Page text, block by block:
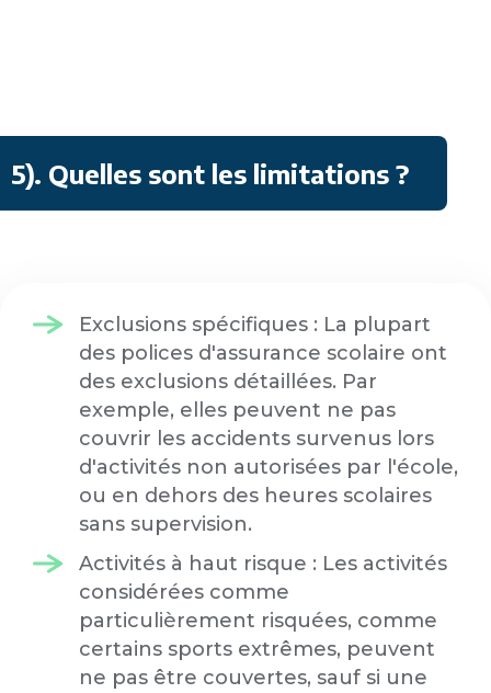
5). Quelles sont les limitations ?
Exclusions spécifiques : La plupart
des polices d'assurance scolaire ont
des exclusions détaillées. Par
exemple, elles peuvent ne pas
couvrir les accidents survenus lors
d'activités non autorisées par l'école,
ou en dehors des heures scolaires
sans supervision.
Activités à haut risque : Les activités
considérées comme
particulièrement risquées, comme
certains sports extrêmes, peuvent
ne pas être couvertes, sauf si une